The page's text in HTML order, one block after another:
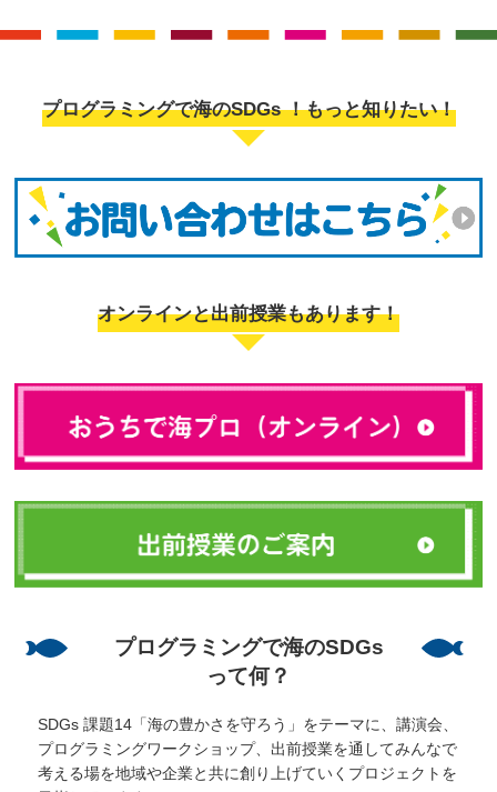
プログラミングで海のSDGs ！もっと知りたい！
オンラインと出前授業もあります！
プログラミングで海のSDGs
って何？
SDGs 課題14「海の豊かさを守ろう」をテーマに、講演会、
プログラミングワークショップ、出前授業を通してみんなで
考える場を地域や企業と共に創り上げていくプロジェクトを